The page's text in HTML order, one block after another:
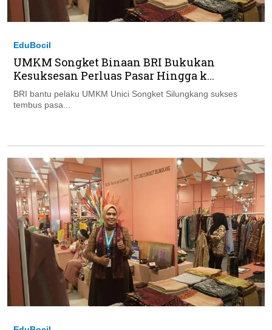
EduBocil
UMKM Songket Binaan BRI Bukukan
Kesuksesan Perluas Pasar Hingga k...
BRI bantu pelaku UMKM Unici Songket Silungkang sukses
tembus pasa...